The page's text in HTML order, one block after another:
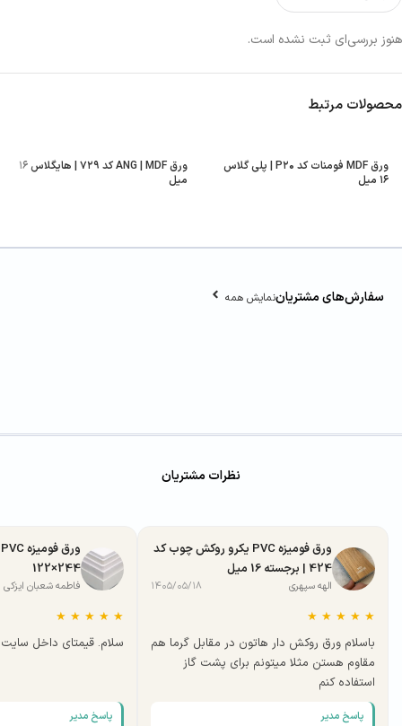
هنوز بررسی‌ای ثبت نشده است.
محصولات مرتبط
ورق MDF فومنات کد P۲۰ | پلی گلاس
۱۶ میل
ورق ANG | MDF کد ۷۲۹ | هایگلاس ۱۶
میل
سفارش‌های مشتریاننمایش همه
نظرات مشتریان
ورق فومیزه PVC یکرو روکش چوب کد
424 | برجسته 16 میل
الهه سپهری ۱۴۰۵/۰۵/۱۸
★
★
★
★
★
باسلام ورق روکش دار هاتون در مقابل گرما هم
مقاوم هستن مثلا میتونم برای پشت گاز
استفاده کنم
پاسخ مدیر
244×122
فاطمه شعبان ایزکی
★
★
★
★
★
سلام. قیمتای داخل سایت
پاسخ مدیر